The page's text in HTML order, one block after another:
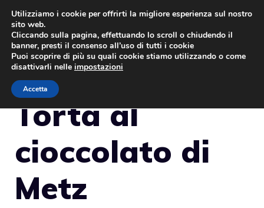
Vai
contenuto
Torta al
cioccolato di
Metz
Utilizziamo i cookie per offrirti la migliore esperienza sul nostro
sito web.
Cliccando sulla pagina, effettuando lo scroll o chiudendo il
banner, presti il consenso all’uso di tutti i cookie
Puoi scoprire di più su quali cookie stiamo utilizzando o come
disattivarli nelle impostazioni
Accetta